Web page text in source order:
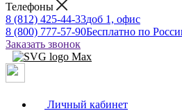
Телефоны
8 (812) 425-44-33доб 1, офис
8 (800) 777-57-90Бесплатно по
Заказать звонок
Личный кабинет